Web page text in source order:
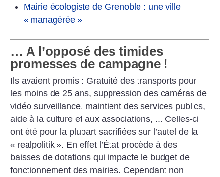
Mairie écologiste de Grenoble : une ville
« managérée »
… A l’opposé des timides
promesses de campagne !
Ils avaient promis : Gratuité des transports pour
les moins de 25 ans, suppression des caméras de
vidéo surveillance, maintient des services publics,
aide à la culture et aux associations, ... Celles-ci
ont été pour la plupart sacrifiées sur l’autel de la
« realpolitik ». En effet l’État procède à des
baisses de dotations qui impacte le budget de
fonctionnement des mairies. Cependant non